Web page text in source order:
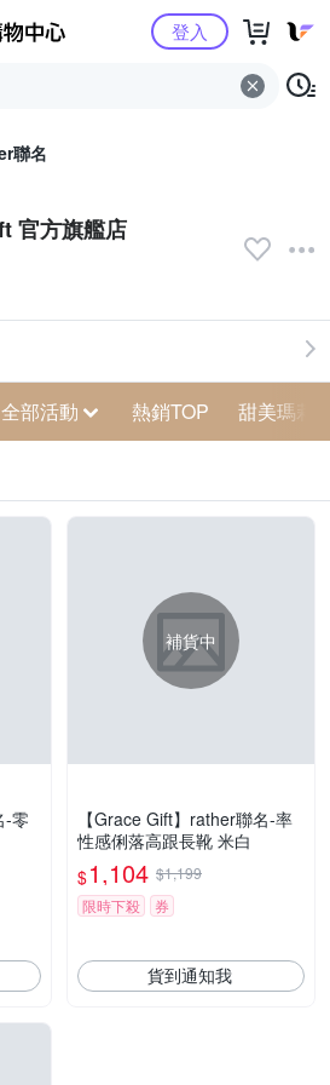
Yahoo購物中心
登入
聯名
官方旗艦店
全部活動 熱銷TOP 甜美瑪莉
-零
補貨中
【Grace Gift】rather聯名-率
性感俐落高跟長靴 米白
$1,104 $1,199
限時下殺
券
貨到通知我